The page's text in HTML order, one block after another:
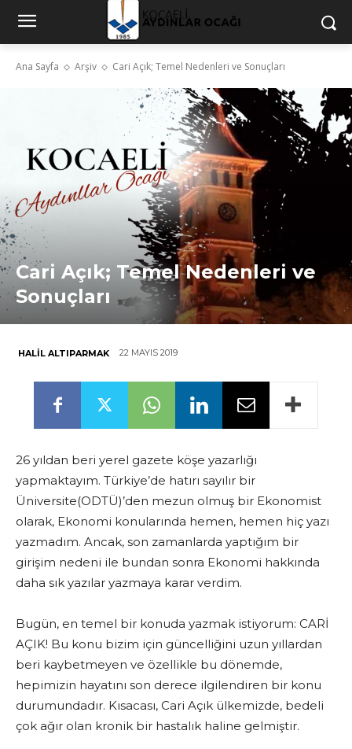
Ana Sayfa Arşiv Cari Açık; Temel Nedenleri ve Sonuçları
Cari Açık; Temel Nedenleri ve
Sonuçları
HALIL ALTIPARMAK 22 MAYIS 2019
26 yıldan beri yerel gazete köşe yazarlığı
yapmaktayım. Türkiye’de hatırı sayılır bir
Üniversite(ODTÜ)’den mezun olmuş bir Ekonomist
olarak, Ekonomi konularında hemen, hemen hiç yazı
yazmadım. Ancak, son zamanlarda yaptığım bir
girişim nedeni ile bundan sonra Ekonomi hakkında
daha sık yazılar yazmaya karar verdim.
Bugün, en temel bir konuda yazmak istiyorum: CARİ
AÇIK! Bu konu bizim için güncelliğini uzun yıllardan
beri kaybetmeyen ve özellikle bu dönemde,
hepimizin hayatını son derece ilgilendiren bir konu
durumundadır. Kısacası, Cari Açık ülkemizde, bedeli
çok ağır olan kronik bir hastalık haline gelmiştir.